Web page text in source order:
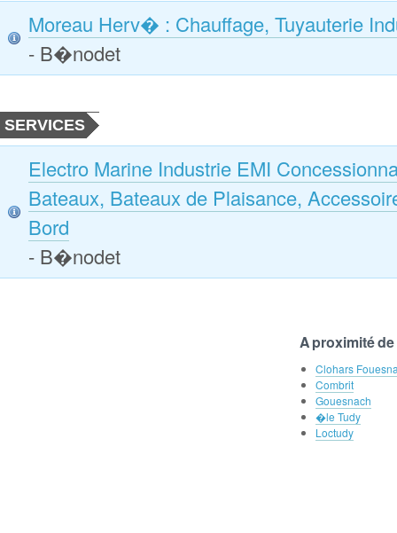
Moreau Herv� : Chauffage, Tuyauterie
- B�nodet
SERVICES
Electro Marine Industrie EMI
Bateaux, Bateaux de Plaisance,
Bord
- B�nodet
A proximité
Clohars
Combrit
Gouesnach
�le Tudy
Loctudy